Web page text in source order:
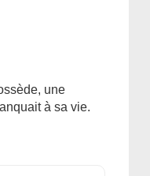
une
à sa vie.